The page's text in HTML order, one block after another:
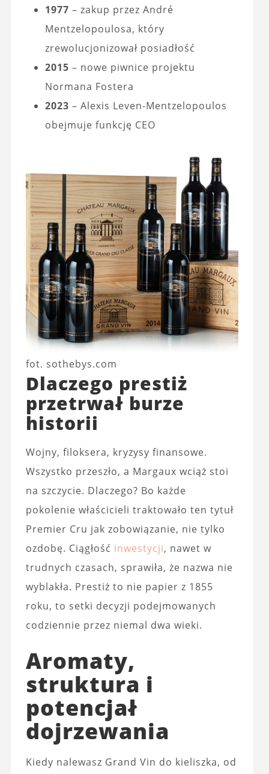
1977 – zakup przez André
Mentzelopoulosa, który
zrewolucjonizował posiadłość
2015 – nowe piwnice projektu
Normana Fostera
2023 – Alexis Leven-Mentzelopoulos
obejmuje funkcję CEO
fot. sothebys.com
Dlaczego prestiż
przetrwał burze
historii
Wojny, filoksera, kryzysy finansowe.
Wszystko przeszło, a Margaux wciąż stoi
na szczycie. Dlaczego? Bo każde
pokolenie właścicieli traktowało ten tytuł
Premier Cru jak zobowiązanie, nie tylko
ozdobę. Ciągłość inwestycji, nawet w
trudnych czasach, sprawiła, że nazwa nie
wyblakła. Prestiż to nie papier z 1855
roku, to setki decyzji podejmowanych
codziennie przez niemal dwa wieki.
Aromaty,
struktura i
potencjał
dojrzewania
Kiedy nalewasz Grand Vin do kieliszka, od